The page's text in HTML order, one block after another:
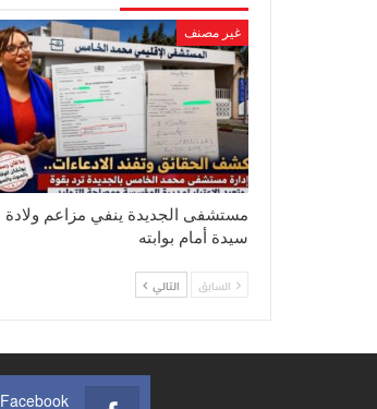
غير مصنف
مستشفى الجديدة ينفي مزاعم ولادة
سيدة أمام بوابته
السابق التالي
Facebook